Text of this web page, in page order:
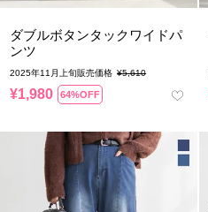
ダブルボタンタックワイドパ
ンツ
2025年11月上旬販売価格 ¥5,610
¥1,980 64%OFF